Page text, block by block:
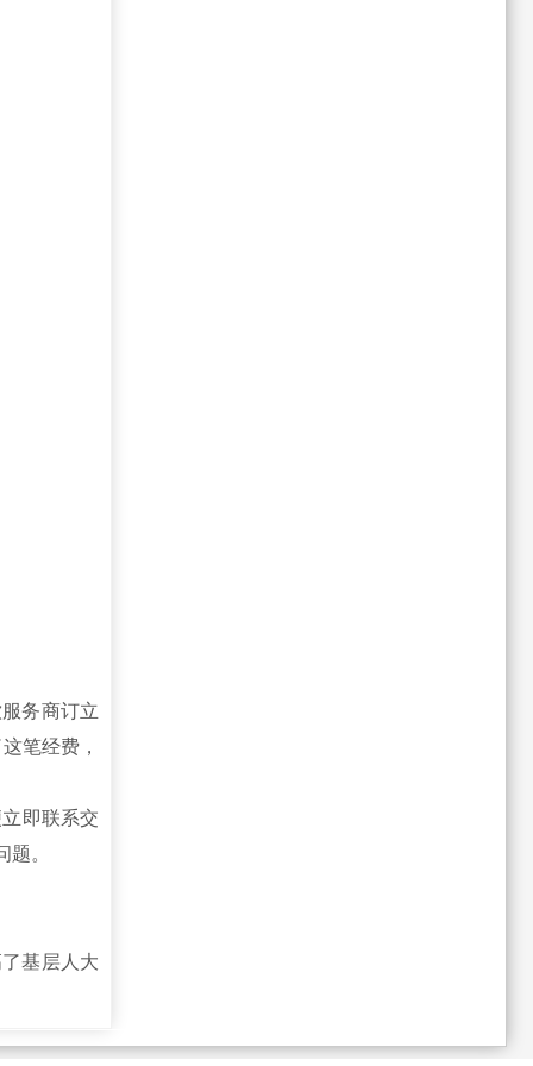
务商订立
笔经费，
即联系交
。
基层人大